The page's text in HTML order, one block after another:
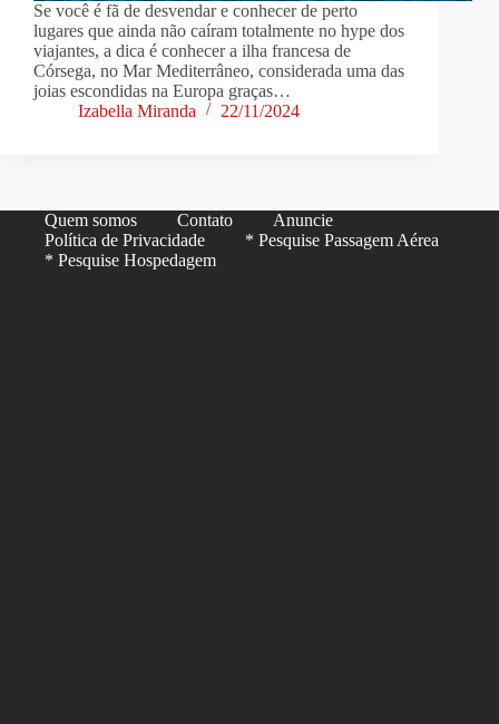
Se você é fã de desvendar e conhecer de perto
lugares que ainda não caíram totalmente no hype dos
viajantes, a dica é conhecer a ilha francesa de
Córsega, no Mar Mediterrâneo, considerada uma das
joias escondidas na Europa graças…
Izabella Miranda
22/11/2024
Quem somos Contato
Anuncie
Política de Privacidade
* Pesquise Passagem Aérea
* Pesquise Hospedagem